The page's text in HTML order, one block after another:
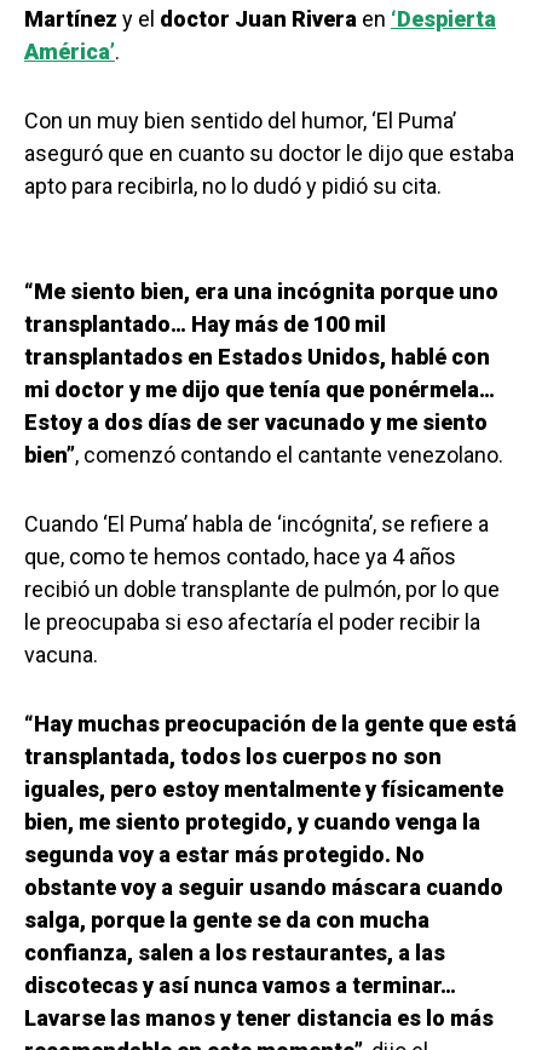
Martínez y el doctor Juan Rivera en ‘Despierta
América’.
Con un muy bien sentido del humor, ‘El Puma’
aseguró que en cuanto su doctor le dijo que estaba
apto para recibirla, no lo dudó y pidió su cita.
“Me siento bien, era una incógnita porque uno
transplantado… Hay más de 100 mil
transplantados en Estados Unidos, hablé con
mi doctor y me dijo que tenía que ponérmela…
Estoy a dos días de ser vacunado y me siento
bien”, comenzó contando el cantante venezolano.
Cuando ‘El Puma’ habla de ‘incógnita’, se refiere a
que, como te hemos contado, hace ya 4 años
recibió un doble transplante de pulmón, por lo que
le preocupaba si eso afectaría el poder recibir la
vacuna.
“Hay muchas preocupación de la gente que está
transplantada, todos los cuerpos no son
iguales, pero estoy mentalmente y físicamente
bien, me siento protegido, y cuando venga la
segunda voy a estar más protegido. No
obstante voy a seguir usando máscara cuando
salga, porque la gente se da con mucha
confianza, salen a los restaurantes, a las
discotecas y así nunca vamos a terminar…
Lavarse las manos y tener distancia es lo más